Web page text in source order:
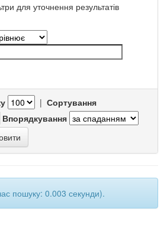
для уточнення результатів
| Сортування
Впорядкування
пошуку: 0.003 секунди).